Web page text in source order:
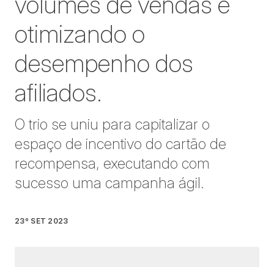
otimizando o
desempenho dos
afiliados.
O trio se uniu para capitalizar o
espaço de incentivo do cartão de
recompensa, executando com
sucesso uma campanha ágil.
23º SET 2023